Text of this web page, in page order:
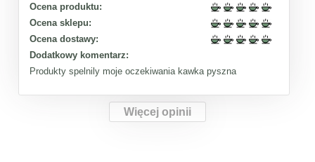
Ocena produktu:
Ocena sklepu:
Ocena dostawy:
Dodatkowy komentarz:
Produkty spelnily moje oczekiwania kawka pyszna
Więcej opinii